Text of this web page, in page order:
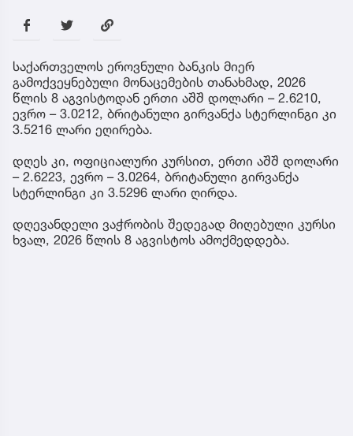
საქართველოს ეროვნული ბანკის მიერ
გამოქვეყნებული მონაცემების თანახმად, 2026
წლის 8 აგვისტოდან ერთი აშშ დოლარი – 2.6210,
ევრო – 3.0212, ბრიტანული გირვანქა სტერლინგი კი
3.5216 ლარი ეღირება.
დღეს კი, ოფიციალური კურსით, ერთი აშშ დოლარი
– 2.6223, ევრო – 3.0264, ბრიტანული გირვანქა
სტერლინგი კი 3.5296 ლარი ღირდა.
დღევანდელი ვაჭრობის შედეგად მიღებული კურსი
ხვალ, 2026 წლის 8 აგვისტოს ამოქმედდება.